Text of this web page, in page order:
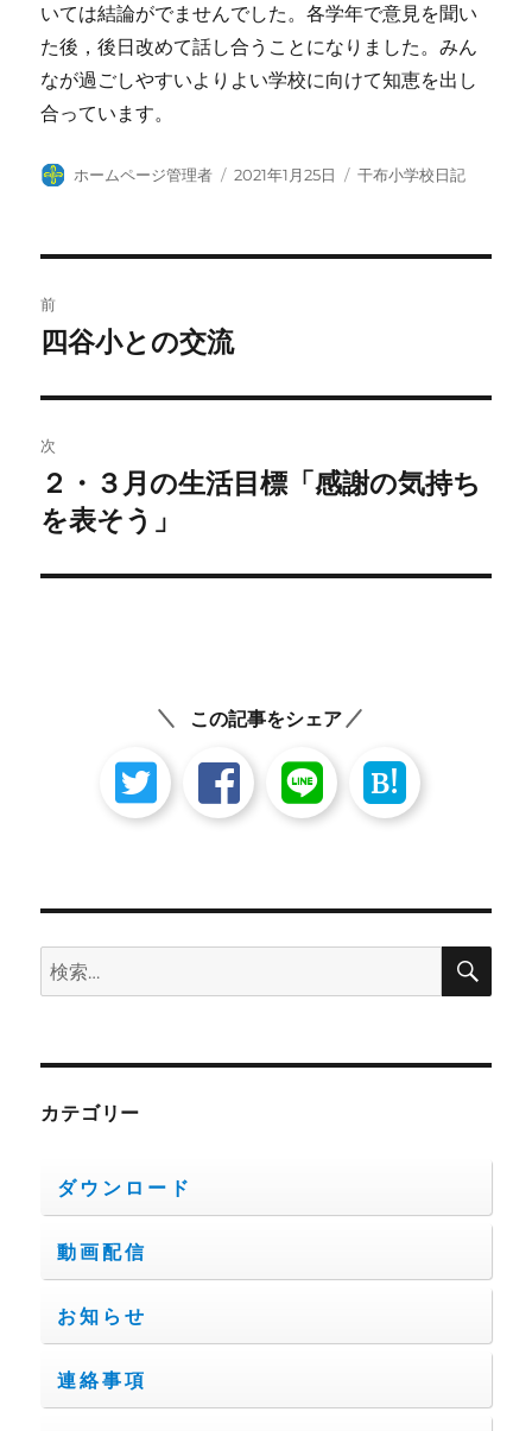
いては結論がでませんでした。各学年で意見を聞い
た後，後日改めて話し合うことになりました。みん
なが過ごしやすいよりよい学校に向けて知恵を出し
合っています。
投
ホームページ管理者
投
2021年1月25日
カ
干布小学校日記
稿
ビ
ゲ
ー
シ
前
前
投
稿:
四谷小との交流
次
次
の
稿:
２・３月の生活目標「感謝の気持ち
を表そう」
この記事をシェア
B!
検
索:
検
カテゴリー
ダウンロード
動画配信
お知らせ
連絡事項